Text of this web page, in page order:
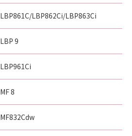
LBP861C/LBP862Ci/LBP863Ci
LBP 9
LBP961Ci
MF 8
MF832Cdw